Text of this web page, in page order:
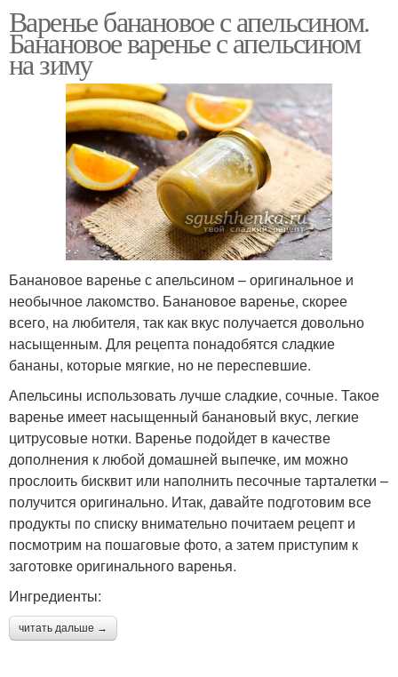
Варенье банановое с апельсином.
Банановое варенье с апельсином
на зиму
Банановое варенье с апельсином – оригинальное и
необычное лакомство. Банановое варенье, скорее
всего, на любителя, так как вкус получается довольно
насыщенным. Для рецепта понадобятся сладкие
бананы, которые мягкие, но не переспевшие.
Апельсины использовать лучше сладкие, сочные. Такое
варенье имеет насыщенный банановый вкус, легкие
цитрусовые нотки. Варенье подойдет в качестве
дополнения к любой домашней выпечке, им можно
прослоить бисквит или наполнить песочные тарталетки –
получится оригинально. Итак, давайте подготовим все
продукты по списку внимательно почитаем рецепт и
посмотрим на пошаговые фото, а затем приступим к
заготовке оригинального варенья.
Ингредиенты:
читать дальше →